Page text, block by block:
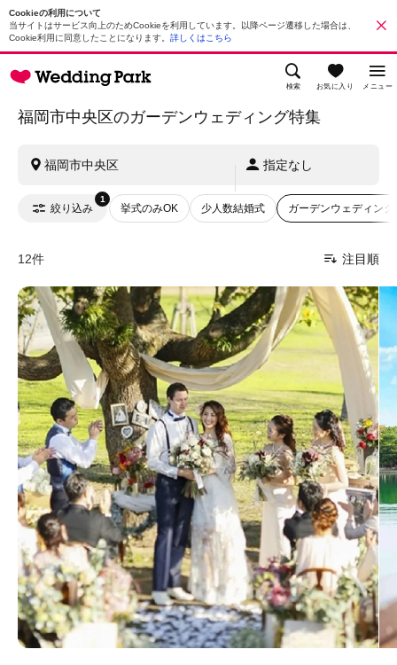
Cookieの利用について
当サイトはサービス向上のためCookieを利用しています。以降ページ遷移した場合は、
Cookie利用に同意したことになります。 詳しくはこちら
検索 お気に入り メニュー
福岡市中央区のガーデンウェディング特集
福岡市中央区 指定なし
絞り込み
1
挙式のみOK 少人数結婚式 ガーデンウェディング
12件 注目順